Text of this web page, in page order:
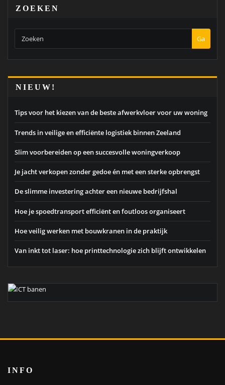
ZOEKEN
Ga
NIEUW!
Tips voor het kiezen van de beste afwerkvloer voor uw woning
Trends in veilige en efficiënte logistiek binnen Zeeland
Slim voorbereiden op een succesvolle woningverkoop
Je jacht verkopen zonder gedoe én met een sterke opbrengst
De slimme investering achter een nieuwe bedrijfshal
Hoe je spoedtransport efficiënt en foutloos organiseert
Hoe veilig werken met bouwkranen in de praktijk
Van inkt tot laser: hoe printtechnologie zich blijft ontwikkelen
INFO